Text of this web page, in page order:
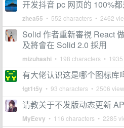
开发抖音 pc 网页的 100%都
zhea55 • 552 characters • 2462
Solid 作者重新審視 React
及將會在 Solid 2.0 採用
mizuhashi • 198 characters •
有大佬认识这是哪个图标库
fgt1t5y • 93 characters • 2506
请教关于不发版动态更新
MyEevy • 116 characters • 2285